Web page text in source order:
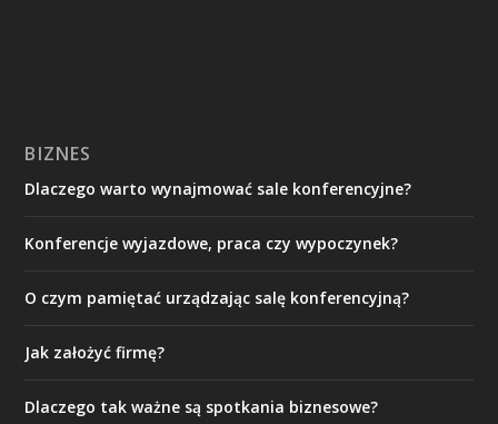
BIZNES
Dlaczego warto wynajmować sale konferencyjne?
Konferencje wyjazdowe, praca czy wypoczynek?
O czym pamiętać urządzając salę konferencyjną?
Jak założyć firmę?
Dlaczego tak ważne są spotkania biznesowe?